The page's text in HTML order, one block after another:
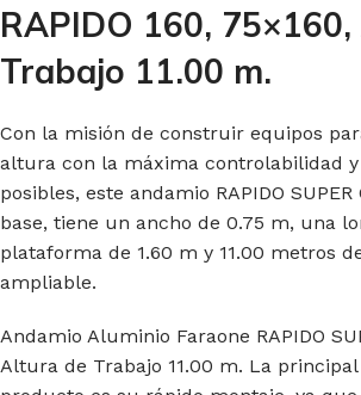
RAPIDO 160,
Trabajo 11.00 m.
Con la misión de construir equipos
altura con la máxima controlabilidad y
posibles, este andamio RAPIDO
base, tiene un ancho de 0.75 m, una
plataforma de 1.60 m y 11.00 metros
ampliable.
Andamio Aluminio Faraone RAPIDO
Altura de Trabajo 11.00 m. La